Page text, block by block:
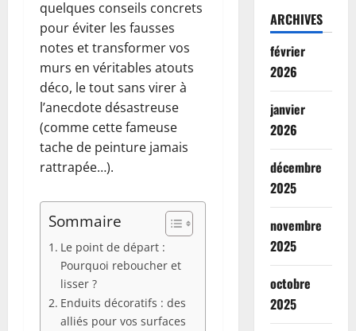
quelques conseils concrets
pour éviter les fausses
notes et transformer vos
murs en véritables atouts
déco, le tout sans virer à
l’anecdote désastreuse
(comme cette fameuse
tache de peinture jamais
rattrapée…).
Sommaire
Le point de départ :
Pourquoi reboucher et
lisser ?
Enduits décoratifs : des
alliés pour vos surfaces
ARCHIVES
février
2026
janvier
2026
décembre
2025
novembre
2025
octobre
2025